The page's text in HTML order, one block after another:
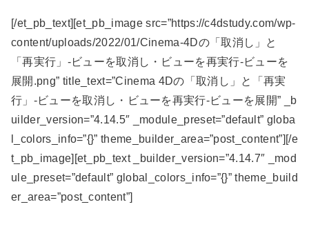
[/et_pb_text][et_pb_image src=”https://c4dstudy.com/wp-
content/uploads/2022/01/Cinema-4Dの「取消し」と
「再実行」-ビューを取消し・ビューを再実行-ビューを
展開.png” title_text=”Cinema 4Dの「取消し」と「再実
行」-ビューを取消し・ビューを再実行-ビューを展開” _b
uilder_version=”4.14.5″ _module_preset=”default” globa
l_colors_info=”{}” theme_builder_area=”post_content”][/e
t_pb_image][et_pb_text _builder_version=”4.14.7″ _mod
ule_preset=”default” global_colors_info=”{}” theme_build
er_area=”post_content”]